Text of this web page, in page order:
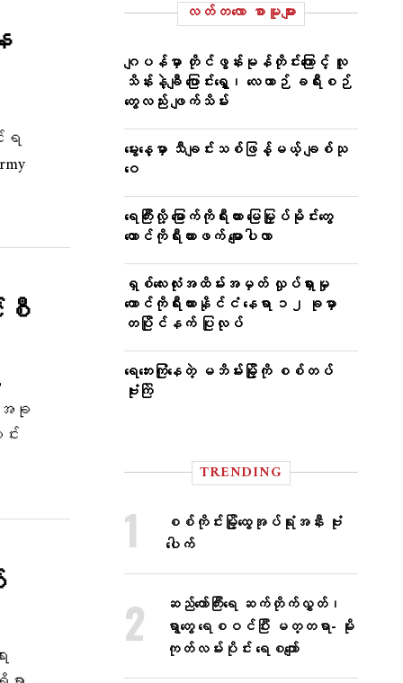
ရ
စီ
အခု
း
လတ်တ‌လော စာမူများ
ဂျပန်မှာ တိုင်ဖွန်းမုန်တိုင်းကြောင့် လူ
သိန်းနဲ့ချီ ပြောင်းရွှေ့၊ လေယာဉ် ခရီးစဉ်
တွေလည်း ဖျက်သိမ်း
မွေးနေ့မှာ သီချင်းသစ်ဖြန့်မယ့် ချစ်သု
ဝေ
ရေကြီးလို့ မြောက်ကိုရီးယား မြေမြှုပ်မိုင်းတွေ
တောင်ကိုရီးယားဖက် မျောပါလာ
ရှစ်လေးလုံးအထိမ်းအမှတ် လှုပ်ရှားမှု
တောင်ကိုရီးယားနိုင်ငံ နေရာ ၁၂ ခုမှာ
တပြိုင်နက် ပြုလုပ်
ရေဘေးကြုံနေတဲ့ မဘိမ်းမြို့ကို စစ်တပ်
ဗုံးကြဲ
TRENDING
စစ်ကိုင်းမြို့ထွေအုပ်ရုံးအနီး ဗုံး
ပေါက်
ဆည်တော်ကြီးရေ ဆက်တိုက်လွှတ်၊
ရွာတွေ ရေစဝင်ပြီး မတ္တရာ- မိုး
ကုတ်လမ်းပိုင်း ရေစကျော်